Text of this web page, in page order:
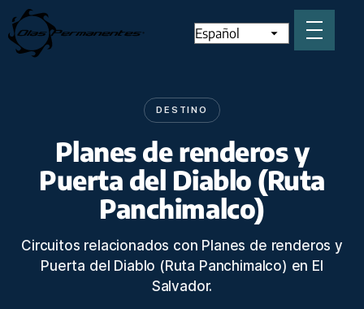
DESTINO
Planes de renderos y
Puerta del Diablo (Ruta
Panchimalco)
Circuitos relacionados con Planes de renderos y
Puerta del Diablo (Ruta Panchimalco) en El
Salvador.